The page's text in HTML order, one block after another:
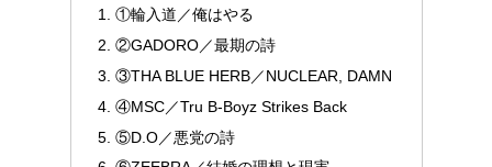
①輪入道／俺はやる
②GADORO／最期の詩
③THA BLUE HERB／NUCLEAR, DAMN
④MSC／Tru B-Boyz Strikes Back
⑤D.O／悪党の詩